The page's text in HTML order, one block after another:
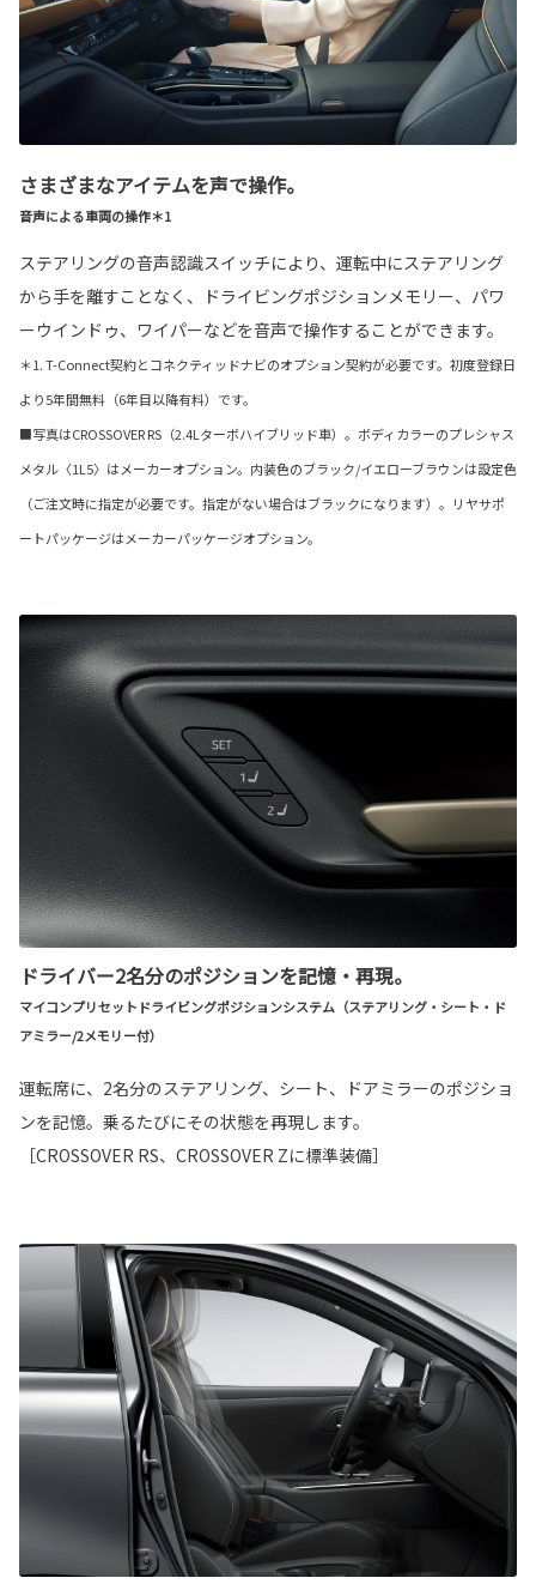
さまざまなアイテムを声で操作。
音声による車両の操作＊1
ステアリングの音声認識スイッチにより、運転中にステアリング
から手を離すことなく、ドライビングポジションメモリー、パワ
ーウインドゥ、ワイパーなどを音声で操作することができます。
＊1. T-Connect契約とコネクティッドナビのオプション契約が必要です。初度登録日
より5年間無料（6年目以降有料）です。
■写真はCROSSOVER RS（2.4Lターボハイブリッド車）。ボディカラーのプレシャス
メタル〈1L5〉はメーカーオプション。内装色のブラック/イエローブラウンは設定色
（ご注文時に指定が必要です。指定がない場合はブラックになります）。リヤサポ
ートパッケージはメーカーパッケージオプション。
ドライバー2名分のポジションを記憶・再現。
マイコンプリセットドライビングポジションシステム（ステアリング・シート・ド
アミラー/2メモリー付）
運転席に、2名分のステアリング、シート、ドアミラーのポジショ
ンを記憶。乗るたびにその状態を再現します。
［CROSSOVER RS、CROSSOVER Zに標準装備］